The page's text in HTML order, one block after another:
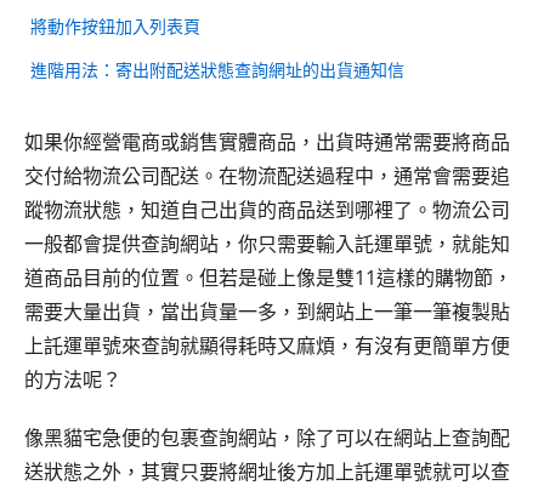
將動作按鈕加入列表頁
進階用法：寄出附配送狀態查詢網址的出貨通知信
如果你經營電商或銷售實體商品，出貨時通常需要將商品
交付給物流公司配送。在物流配送過程中，通常會需要追
蹤物流狀態，知道自己出貨的商品送到哪裡了。物流公司
一般都會提供查詢網站，你只需要輸入託運單號，就能知
道商品目前的位置。但若是碰上像是雙11這樣的購物節，
需要大量出貨，當出貨量一多，到網站上一筆一筆複製貼
上託運單號來查詢就顯得耗時又麻煩，有沒有更簡單方便
的方法呢？
像黑貓宅急便的包裹查詢網站，除了可以在網站上查詢配
送狀態之外，其實只要將網址後方加上託運單號就可以查